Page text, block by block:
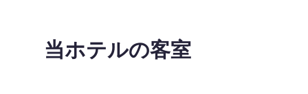
ホテル経営
当ホテルの客室